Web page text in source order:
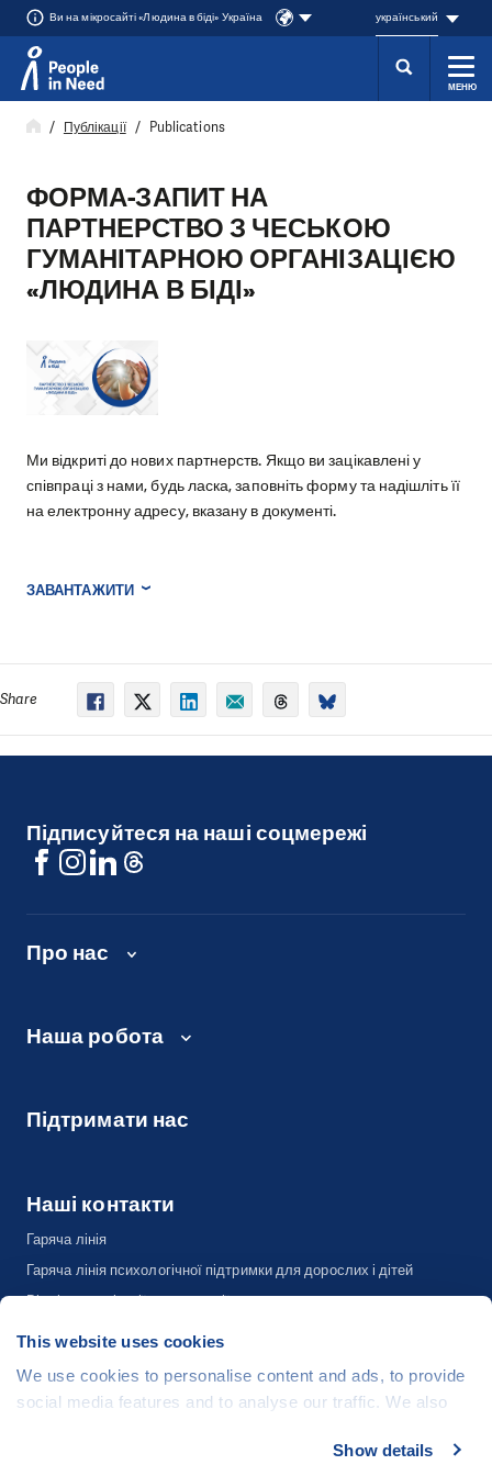
This website uses cookies
We use cookies to personalise content and ads, to provide
social media features and to analyse our traffic. We also
media, advertising and analytics partners who may
Show details
Přeskočit na obsah
Ви на мікросайті «Людина в біді» Україна український
МЕНЮ
Публікації Publications
ФОРМА-ЗАПИТ НА
ПАРТНЕРСТВО З ЧЕСЬКОЮ
ГУМАНІТАРНОЮ ОРГАНІЗАЦІЄЮ
«ЛЮДИНА В БІДІ»
Ми відкриті до нових партнерств. Якщо ви зацікавлені у
співпраці з нами, будь ласка, заповніть форму та надішліть її
на електронну адресу, вказану в документі.
ЗАВАНТАЖИТИ
Share
Підписуйтеся на наші соцмережі
Про нас
Наша робота
Підтримати нас
Наші контакти
Гаряча лінія
Гаряча лінія психологічної підтримки для дорослих і дітей
Відділ комунікації та адвокації
©People in Need, Šafaříkova 635/24, 120 00 Praha 2 Czech Republic
The website is generously hosted free of charge byCZECHIA.COM.